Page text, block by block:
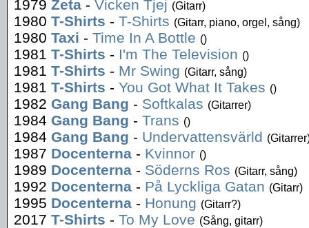
1979 Zeta - Vicken Tjej (Gitarr)
1980 T-Shirts - T-Shirts (Gitarr, piano, orgel, sång)
1980 Taxi - Time In A Bottle ()
1981 T-Shirts - I'm The Television ()
1981 T-Shirts - Mr Swing (Gitarr, sång)
1981 T-Shirts - You Got What It Takes ()
1982 Gang Bang - Softkalas (Gitarrer)
1984 Gang Bang - Trans ()
1984 Gang Bang - Undervattensvärld
1987 Docenterna - Kvinnor ()
1989 Docenterna - Söderns Ros (Gitarr, sång)
1992 Docenterna - På Lyckliga Gatan (Gitarr)
1995 Docenterna - Honung (Gitarr?)
2017 T-Shirts - To My Love (Sång, gitarr)